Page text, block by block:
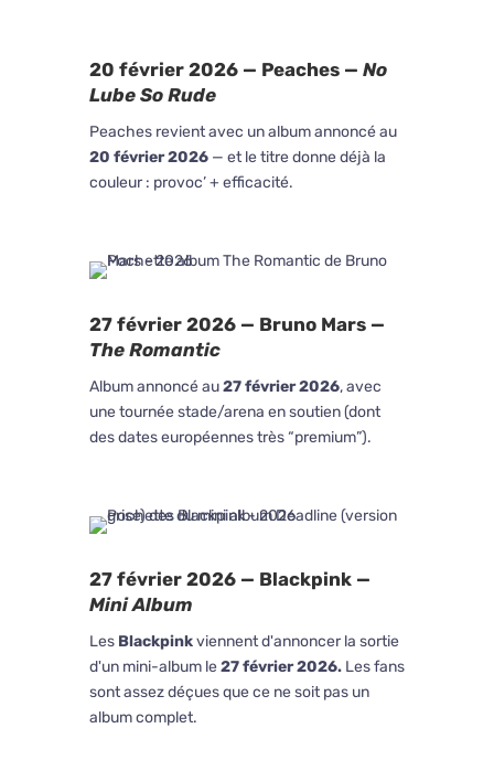
20 février 2026 — Peaches — No
Lube So Rude
Peaches revient avec un album annoncé au
20 février 2026— et le titre donne déjà la
couleur : provoc’ + efficacité.
27 février 2026 — Bruno Mars —
The Romantic
Album annoncé au27 février 2026, avec
une tournée stade/arena en soutien (dont
des dates européennes très “premium”).
27 février 2026 — Blackpink —
Mini Album
Les Blackpinkviennent d'annoncer la sortie
d'un mini-album le27 février 2026.Les fans
sont assez déçues que ce ne soit pas un
album complet.